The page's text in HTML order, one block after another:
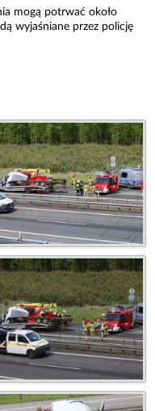
mogą potrwać około
wyjaśniane przez policję